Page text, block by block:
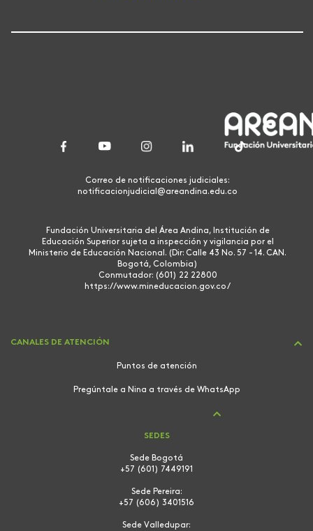
Correo de notificaciones judiciales:
notificacionjudicial@areandina.edu.co
Fundación Universitaria del Área Andina, Institución de
Educación Superior sujeta a inspección y vigilancia por el
Ministerio de Educación Nacional. (Dir: Calle 43 No. 57 - 14. CAN.
Bogotá, Colombia)
Conmutador: (601) 22 22800
https://www.mineducacion.gov.co/
CANALES DE ATENCIÓN
Puntos de atención
Pregúntale a Nina a través de WhatsApp
SEDES
Sede Bogotá
+57 (601) 7449191
Sede Pereira:
+57 (606) 3401516
Sede Valledupar: